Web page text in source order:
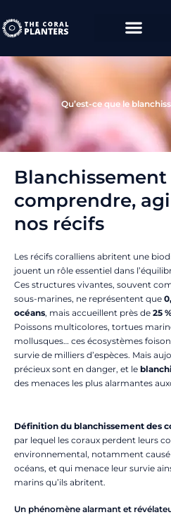
au
contenu
Qu’est-ce que le
Blanchissement
comprendre,
nos récifs
Les récifs coralliens abritent une
jouent un rôle essentiel dans
Ces structures vivantes, souvent
sous-marines, ne représentent que
océans, mais accueillent près de 25
Poissons multicolores, tortues
mollusques… ces écosystèmes
survie de milliers d’espèces. Mais
précieux sont en danger, et le
des menaces les plus alarmantes
Définition du blanchissement des
par lequel les coraux perdent leurs
environnemental, notamment
océans, et qui menace leur survie
marins qu’ils abritent.
Un phénomène alarmant et